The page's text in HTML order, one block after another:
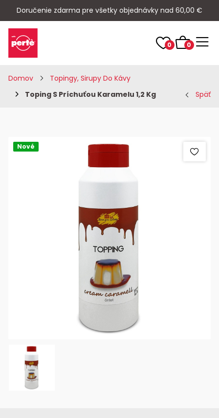
Doručenie zdarma pre všetky objednávky nad 60,00 €
0 0
Domov
Topingy, Sirupy Do Kávy
Toping S Príchuťou Karamelu 1,2 Kg
Späť
Nové